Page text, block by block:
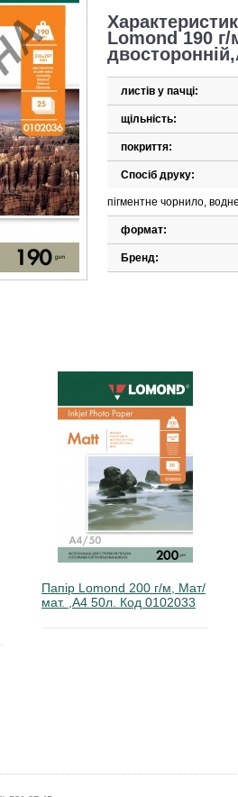
Lomond 190
листів у пачці:
щільність:
покриття:
Спосіб друку:
пігментне чорнило,
формат:
Бренд:
Папір Lomond 200 г/м, Мат/
мат. ,А4 50л. Код 0102033